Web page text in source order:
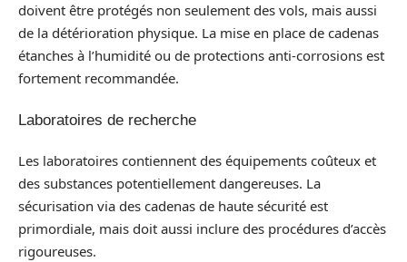
doivent être protégés non seulement des vols, mais aussi
de la détérioration physique. La mise en place de cadenas
étanches à l’humidité ou de protections anti-corrosions est
fortement recommandée.
Laboratoires de recherche
Les laboratoires contiennent des équipements coûteux et
des substances potentiellement dangereuses. La
sécurisation via des cadenas de haute sécurité est
primordiale, mais doit aussi inclure des procédures d’accès
rigoureuses.